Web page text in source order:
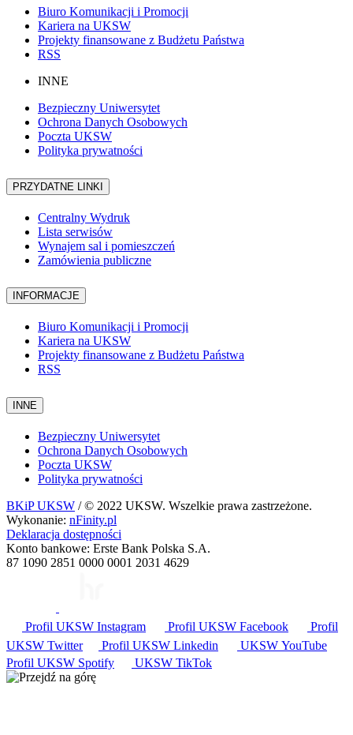
Biuro Komunikacji i Promocji
Kariera na UKSW
Projekty finansowane z Budżetu Państwa
RSS
INNE
Bezpieczny Uniwersytet
Ochrona Danych Osobowych
Poczta UKSW
Polityka prywatności
PRZYDATNE LINKI
Centralny Wydruk
Lista serwisów
Wynajem sal i pomieszczeń
Zamówienia publiczne
INFORMACJE
Biuro Komunikacji i Promocji
Kariera na UKSW
Projekty finansowane z Budżetu Państwa
RSS
INNE
Bezpieczny Uniwersytet
Ochrona Danych Osobowych
Poczta UKSW
Polityka prywatności
BKiP UKSW / © 2022 UKSW. Wszelkie prawa zastrzeżone.
Wykonanie: nFinity.pl
Deklaracja dostępności
Konto bankowe: Erste Bank Polska S.A.
87 1090 2851 0000 0001 2031 4629
Profil UKSW Instagram Profil UKSW Facebook
Profil
UKSW Twitter Profil UKSW Linkedin UKSW YouTube
Profil UKSW Spotify UKSW TikTok